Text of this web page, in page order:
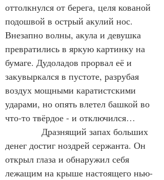
оттолкнулся от берега, целя кованой
подошвой в острый акулий нос.
Внезапно волны, акула и девушка
превратились в яркую картинку на
бумаге. Дудоладов прорвал её и
закувыркался в пустоте, разрубая
воздух мощными каратистскими
ударами, но опять влетел башкой во
что-то твёрдое - и отключился…
Дразнящий запах больших
денег достиг ноздрей сержанта. Он
открыл глаза и обнаружил себя
лежащим на крыше настоящего нью-